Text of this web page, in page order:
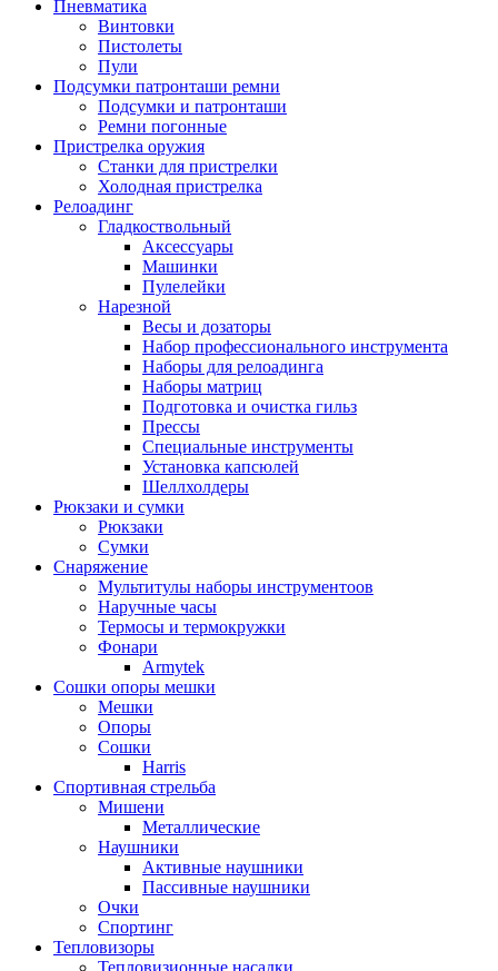
Пневматика
Винтовки
Пистолеты
Пули
Подсумки патронташи ремни
Подсумки и патронташи
Ремни погонные
Пристрелка оружия
Станки для пристрелки
Холодная пристрелка
Релоадинг
Гладкоствольный
Аксессуары
Машинки
Пулелейки
Нарезной
Весы и дозаторы
Набор профессионального инструмента
Наборы для релоадинга
Наборы матриц
Подготовка и очистка гильз
Прессы
Специальные инструменты
Установка капсюлей
Шеллхолдеры
Рюкзаки и сумки
Рюкзаки
Сумки
Снаряжение
Мультитулы наборы инструментоов
Наручные часы
Термосы и термокружки
Фонари
Armytek
Сошки опоры мешки
Мешки
Опоры
Сошки
Harris
Спортивная стрельба
Мишени
Металлические
Наушники
Активные наушники
Пассивные наушники
Очки
Спортинг
Тепловизоры
Тепловизионные насадки